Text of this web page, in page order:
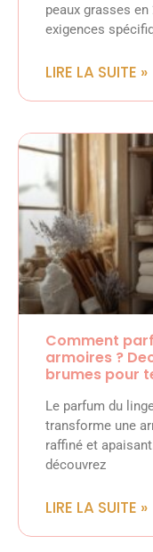
peaux grasses
exigences
LIRE LA SUITE »
Comment
armoires ?
brumes pour
Le parfum du
transforme une
raffiné et
découvrez
LIRE LA SUITE »